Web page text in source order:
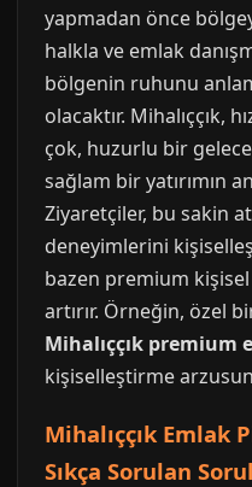
yapmadan önce
halkla ve emlak
bölgenin ruhunu
olacaktır. Mihalıççık,
çok, huzurlu bir
sağlam bir yatırımın
Ziyaretçiler, bu sakin
deneyimlerini
bazen premium
artırır. Örneğin, özel
Mihalıççık premium
kişiselleştirme
Mihalıççık Emlak
Sıkça Sorulan